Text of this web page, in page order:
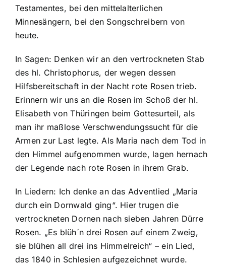
Testamentes, bei den mittelalterlichen
Minnesängern, bei den Songschreibern von
heute.
In Sagen: Denken wir an den vertrockneten Stab
des hl. Christophorus, der wegen dessen
Hilfsbereitschaft in der Nacht rote Rosen trieb.
Erinnern wir uns an die Rosen im Schoß der hl.
Elisabeth von Thüringen beim Gottesurteil, als
man ihr maßlose Verschwendungssucht für die
Armen zur Last legte. Als Maria nach dem Tod in
den Himmel aufgenommen wurde, lagen hernach
der Legende nach rote Rosen in ihrem Grab.
In Liedern: Ich denke an das Adventlied „Maria
durch ein Dornwald ging“. Hier trugen die
vertrockneten Dornen nach sieben Jahren Dürre
Rosen. „Es blüh´n drei Rosen auf einem Zweig,
sie blühen all drei ins Himmelreich“ – ein Lied,
das 1840 in Schlesien aufgezeichnet wurde.